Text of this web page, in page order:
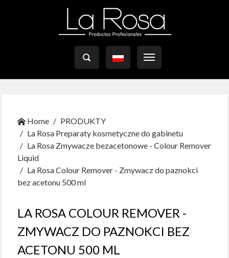

Home
PRODUKTY
La Rosa Preparaty kosmetyczne do gabinetu
La Rosa Zmywacze bezacetonowe - Colour Remover
Liquid
La Rosa Colour Remover - Zmywacz do paznokci
bez acetonu 500 ml
LA ROSA COLOUR REMOVER -
ZMYWACZ DO PAZNOKCI BEZ
ACETONU 500 ML